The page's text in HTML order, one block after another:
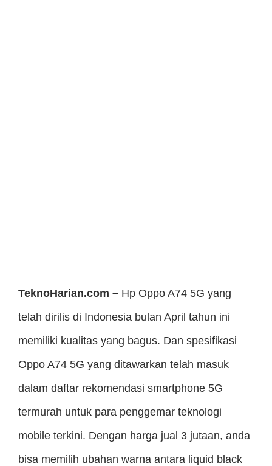
TeknoHarian.com – Hp Oppo A74 5G yang
telah dirilis di Indonesia bulan April tahun ini
memiliki kualitas yang bagus. Dan spesifikasi
Oppo A74 5G yang ditawarkan telah masuk
dalam daftar rekomendasi smartphone 5G
termurah untuk para penggemar teknologi
mobile terkini. Dengan harga jual 3 jutaan, anda
bisa memilih ubahan warna antara liquid black